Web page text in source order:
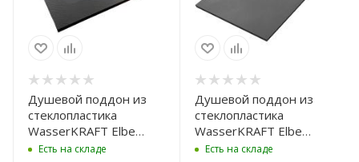
Душевой поддон из
стеклопластика
WasserKRAFT Elbe
140×100 74T37
Есть на складе
Душевой поддон из
стеклопластика
WasserKRAFT Elbe
110x90 74T15 черный
Есть на складе